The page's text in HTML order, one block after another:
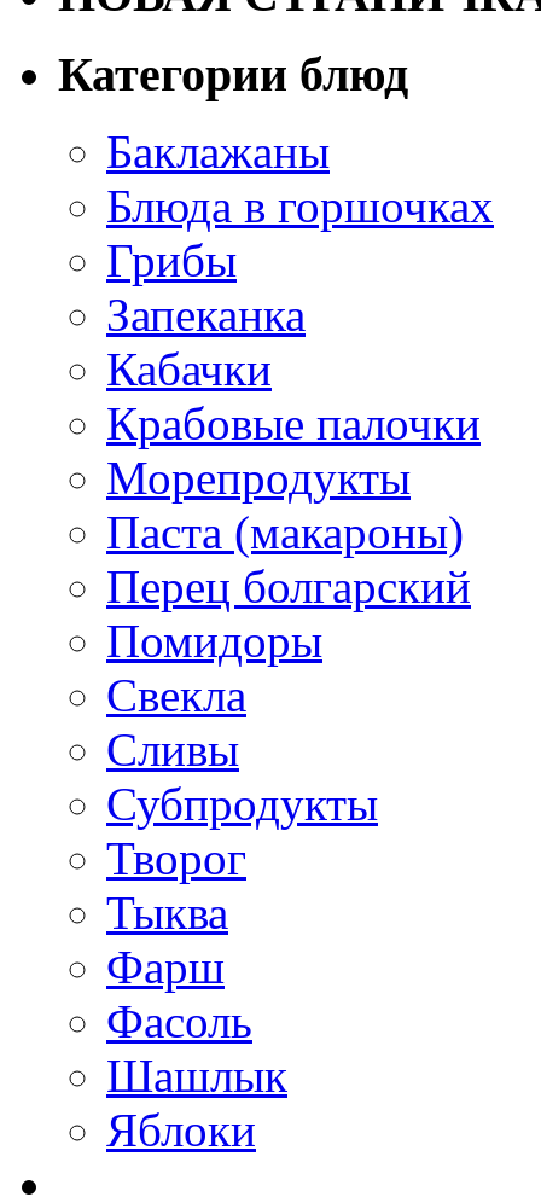
Категории блюд
Баклажаны
Блюда в горшочках
Грибы
Запеканка
Кабачки
Крабовые палочки
Морепродукты
Паста (макароны)
Перец болгарский
Помидоры
Свекла
Сливы
Субпродукты
Творог
Тыква
Фарш
Фасоль
Шашлык
Яблоки